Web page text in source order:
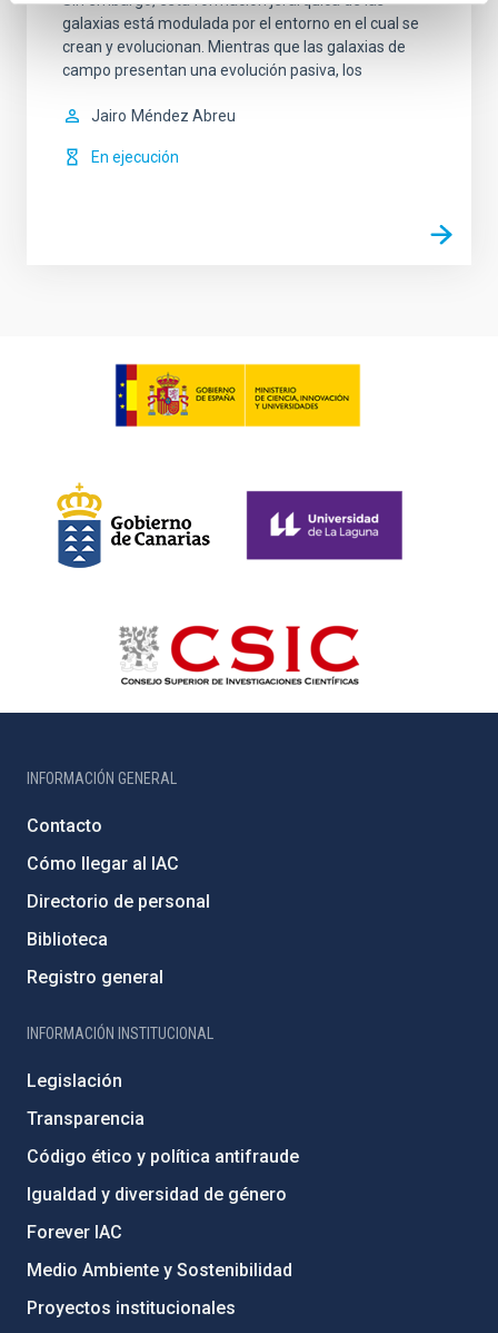
galaxias está modulada por el entorno en el cual se
crean y evolucionan. Mientras que las galaxias de
campo presentan una evolución pasiva, los
Jairo Méndez Abreu
En ejecución
INFORMACIÓN GENERAL
Contacto
Cómo llegar al IAC
Directorio de personal
Biblioteca
Registro general
INFORMACIÓN INSTITUCIONAL
Legislación
Transparencia
Código ético y política antifraude
Igualdad y diversidad de género
Forever IAC
Medio Ambiente y Sostenibilidad
Proyectos institucionales